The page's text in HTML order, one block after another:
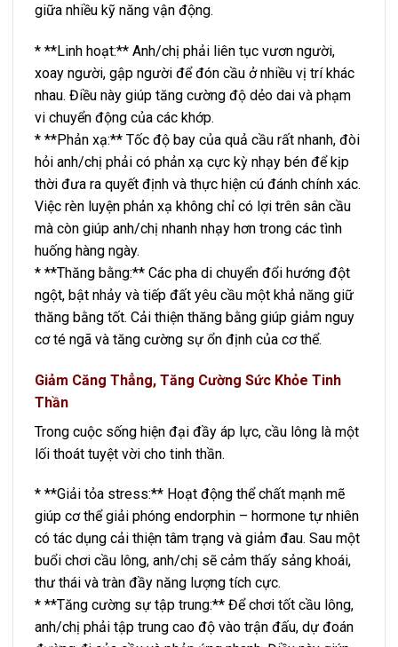
giữa nhiều kỹ năng vận động.
* **Linh hoạt:** Anh/chị phải liên tục vươn người,
xoay người, gập người để đón cầu ở nhiều vị trí khác
nhau. Điều này giúp tăng cường độ dẻo dai và phạm
vi chuyển động của các khớp.
* **Phản xạ:** Tốc độ bay của quả cầu rất nhanh, đòi
hỏi anh/chị phải có phản xạ cực kỳ nhạy bén để kịp
thời đưa ra quyết định và thực hiện cú đánh chính xác.
Việc rèn luyện phản xạ không chỉ có lợi trên sân cầu
mà còn giúp anh/chị nhanh nhạy hơn trong các tình
huống hàng ngày.
* **Thăng bằng:** Các pha di chuyển đổi hướng đột
ngột, bật nhảy và tiếp đất yêu cầu một khả năng giữ
thăng bằng tốt. Cải thiện thăng bằng giúp giảm nguy
cơ té ngã và tăng cường sự ổn định của cơ thể.
Giảm Căng Thẳng, Tăng Cường Sức Khỏe Tinh
Thần
Trong cuộc sống hiện đại đầy áp lực, cầu lông là một
lối thoát tuyệt vời cho tinh thần.
* **Giải tỏa stress:** Hoạt động thể chất mạnh mẽ
giúp cơ thể giải phóng endorphin – hormone tự nhiên
có tác dụng cải thiện tâm trạng và giảm đau. Sau một
buổi chơi cầu lông, anh/chị sẽ cảm thấy sảng khoái,
thư thái và tràn đầy năng lượng tích cực.
* **Tăng cường sự tập trung:** Để chơi tốt cầu lông,
anh/chị phải tập trung cao độ vào trận đấu, dự đoán